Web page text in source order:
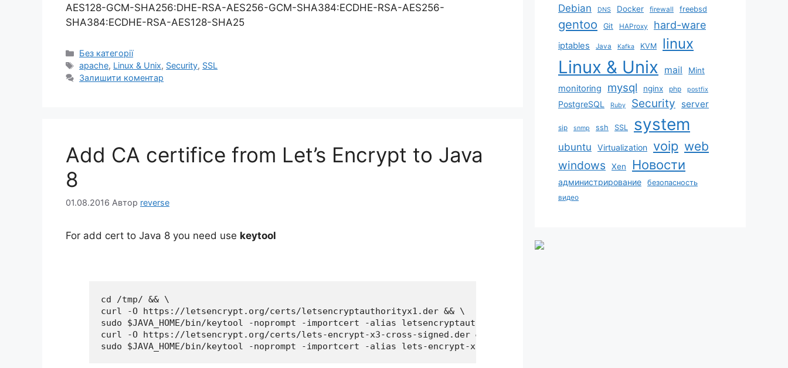
AES128-GCM-SHA256:DHE-RSA-AES256-GCM-SHA384:ECDHE-RSA-AES256-
SHA384:ECDHE-RSA-AES128-SHA25
Категорії
Без категорії
Позначки
apache, Linux & Unix, Security, SSL
Залишити коментар
Add CA certifice from Let’s Encrypt to Java
8
01.08.2016 Автор reverse
For add cert to Java 8 you need use keytool
cd /tmp/ && \
curl -O https://letsencrypt.org/certs/letsencryptauthorityx1.der && \
sudo $JAVA_HOME/bin/keytool -noprompt -importcert -alias letsencryptauthorityx1 -keystore $JAVA_HOME/jre/lib/security/
curl -O https://letsencrypt.org/certs/lets-encrypt-x3-cross-signed.der && \
sudo $JAVA_HOME/bin/keytool -noprompt -importcert -alias lets-encrypt-x3-cross-signed -keystore $JAVA_HOME/jre/lib/security/
Debian DNS Docker firewall freebsd
gentoo Git HAProxy hard-ware
iptables Java Kafka KVM linux
Linux & Unix mail Mint
monitoring mysql nginx php postfix
PostgreSQL Ruby Security server
sip snmp ssh SSL system
ubuntu Virtualization voip web
windows Xen Новости
администрирование безопасность
видео